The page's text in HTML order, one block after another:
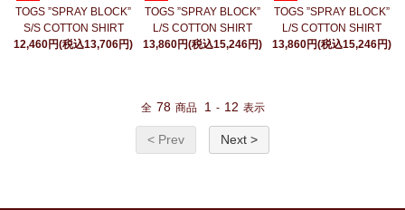
TOGS ”SPRAY BLOCK”
S/S COTTON SHIRT
12,460円(税込13,706円)
TOGS ”SPRAY BLOCK”
L/S COTTON SHIRT
13,860円(税込15,246円)
TOGS ”SPRAY BLOCK”
L/S COTTON SHIRT
13,860円(税込15,246円)
全 78 商品 1 - 12 表示
< Prev Next >